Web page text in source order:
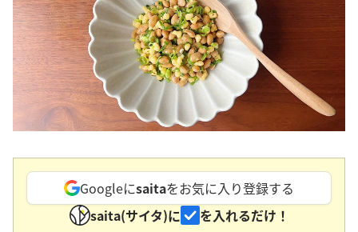
Googleにsaitaをお気に入り登録する
saita(サイタ)に
を入れるだけ！